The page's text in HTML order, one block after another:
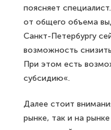
поясняет
от общего объема
Санкт-Петербургу
возможность
При этом есть
субсидию«.
Далее стоит
рынке, так и на